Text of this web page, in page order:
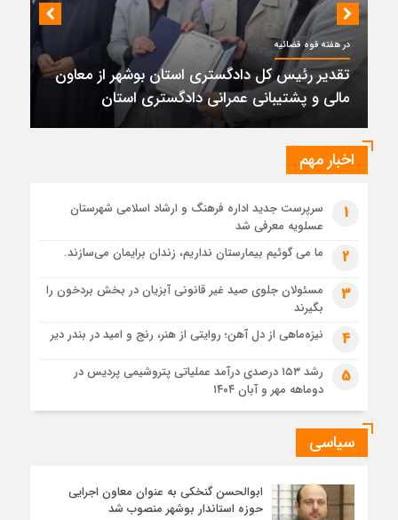
کمربندی دیر؛ مسیر نجاتی که در بن‌بست ترک‌فعل‌ها مانده است
پتروشیمی نوری بر سکوی طلای BRICS 2026 ایستاد
1 ماه قبل
تقدیر رئیس کل دادگستری استان بوشهر از معاون مالی و
پشتیبانی عمرانی دادگستری استان
1 ماه قبل
دادستان بوشهر: تسری منطقه آزاد به بافت شهری مرکز استان
1 ماه قبل
زابل و بندر دیر در فهرست داغ‌ترین نقاط جهان؛ جنوب و شرق ایران
زیر آتش تابستان
در هفته قوه قضائیه
تقدیر رئیس کل دادگستری استان بوشهر از معاون
مالی و پشتیبانی عمرانی دادگستری استان
اخبار مهم
1
سرپرست جدید اداره فرهنگ و ارشاد اسلامی شهرستان
عسلویه معرفی شد
2 ما می گوئیم بیمارستان نداریم، زندان برایمان می‌سازند.
3
مسئولان جلوی صید غیر قانونی آبزیان در بخش بردخون را
بگیرند
4 نیزه‌ماهی از دل آهن؛ روایتی از هنر، رنج و امید در بندر دیر
5
رشد ۱۵۳ درصدی درآمد عملیاتی پتروشیمی پردیس در
دوماهه مهر و آبان ۱۴۰۴
سیاسی
ابوالحسن گنخکی به عنوان معاون اجرایی
حوزه استاندار بوشهر منصوب شد